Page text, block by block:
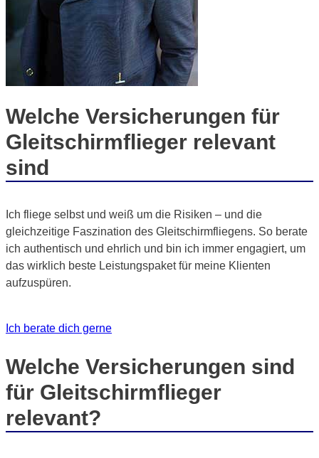
Welche Versicherungen für
Gleitschirmflieger relevant
sind
Ich fliege selbst und weiß um die Risiken – und die
gleichzeitige Faszination des Gleitschirmfliegens. So berate
ich authentisch und ehrlich und bin ich immer engagiert, um
das wirklich beste Leistungspaket für meine Klienten
aufzuspüren.
Ich berate dich gerne
Welche Versicherungen sind
für Gleitschirmflieger
relevant?